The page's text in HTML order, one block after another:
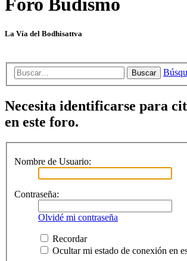
Foro Budismo
La Vía del Bodhisattva
Buscar
Necesita identificarse para
en este foro.
Nombre de Usuario:
Contraseña:
Olvidé mi contraseña
Recordar
Ocultar mi estado de conexión en